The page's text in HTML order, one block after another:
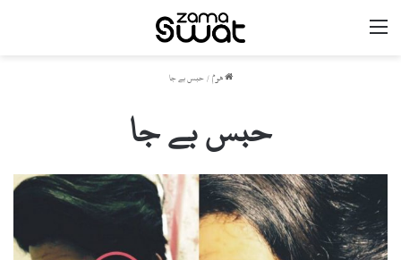
ھوم / حبس بے جا
حبس بے جا